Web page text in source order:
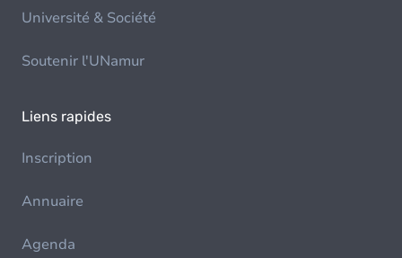
Université & Société
Soutenir l'UNamur
Liens rapides
Inscription
Annuaire
Agenda